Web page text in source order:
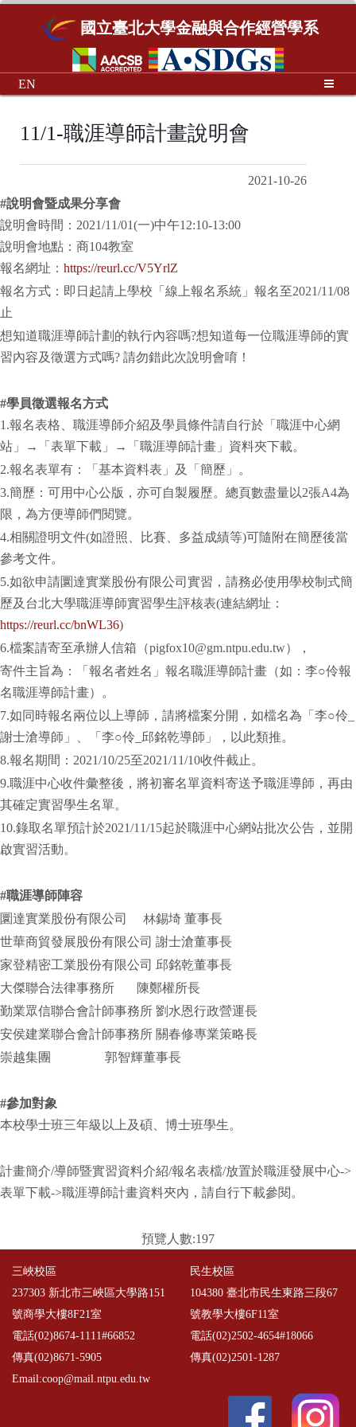
國立臺北大學金融與合作經營學系
EN
11/1-職涯導師計畫說明會
2021-10-26
#說明會暨成果分享會
說明會時間：2021/11/01(一)中午12:10-13:00
說明會地點：商104教室
報名網址： https://reurl.cc/V5YrlZ
報名方式：即日起請上學校「線上報名系統」報名至2021/11/08
止
想知道職涯導師計劃的執行內容嗎?想知道每一位職涯導師的實
習內容及徵選方式嗎? 請勿錯此次說明會唷！
#學員徵選報名方式
1.報名表格、職涯導師介紹及學員條件請自行於「職涯中心網
站」→「表單下載」→「職涯導師計畫」資料夾下載。
2.報名表單有：「基本資料表」及「簡歷」。
3.簡歷：可用中心公版，亦可自製履歷。總頁數盡量以2張A4為
限，為方便導師們閱覽。
4.相關證明文件(如證照、比賽、多益成績等)可隨附在簡歷後當
參考文件。
5.如欲申請圜達實業股份有限公司實習，請務必使用學校制式簡
歷及台北大學職涯導師實習學生評核表(連結網址：
https://reurl.cc/bnWL36)
6.檔案請寄至承辦人信箱（pigfox10@gm.ntpu.edu.tw），
寄件主旨為：「報名者姓名」報名職涯導師計畫（如：李○伶報
名職涯導師計畫）。
7.如同時報名兩位以上導師，請將檔案分開，如檔名為「李○伶_
謝士滄導師」、「李○伶_邱銘乾導師」，以此類推。
8.報名期間：2021/10/25至2021/11/10收件截止。
9.職涯中心收件彙整後，將初審名單資料寄送予職涯導師，再由
其確定實習學生名單。
10.錄取名單預計於2021/11/15起於職涯中心網站批次公告，並開
啟實習活動。
#職涯導師陣容
圜達實業股份有限公司 林錫埼 董事長
世華商貿發展股份有限公司 謝士滄董事長
家登精密工業股份有限公司 邱銘乾董事長
大傑聯合法律事務所 陳鄭權所長
勤業眾信聯合會計師事務所 劉水恩行政營運長
安侯建業聯合會計師事務所 關春修專業策略長
崇越集團 郭智輝董事長
#參加對象
本校學士班三年級以上及碩、博士班學生。
計畫簡介/導師暨實習資料介紹/報名表檔/放置於職涯發展中心->
表單下載->職涯導師計畫資料夾內，請自行下載參閱。
預覽人數:197
三峽校區
237303 新北市三峽區大學路151
號商學大樓8F21室
電話(02)8674-1111#66852
傳真(02)8671-5905
Email:coop@mail.ntpu.edu.tw
民生校區
104380 臺北市民生東路三段67
號教學大樓6F11室
電話(02)2502-4654#18066
傳真(02)2501-1287